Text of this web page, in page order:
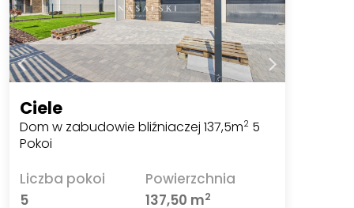
Ciele
Dom w zabudowie bliźniaczej 137,5m2 5
Pokoi
Liczba pokoi
5
Powierzchnia
137,50 m2